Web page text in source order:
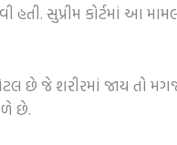
સુપ્રીમ કોર્ટમાં આ
શરીરમાં જાય તો
છે.